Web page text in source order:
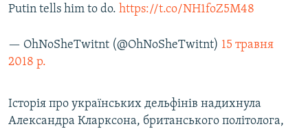
Putin tells him to do. https://t.co/NH1foZ5M48
— OhNoSheTwitnt (@OhNoSheTwitnt) 15 травня
2018 р.
Історія про українських дельфінів надихнула
Александра Кларксона, британського політолога,